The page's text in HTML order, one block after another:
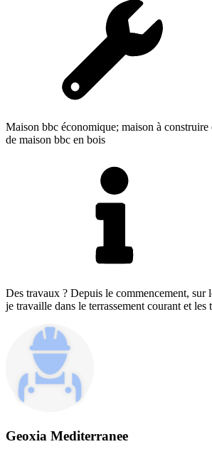
Maison bbc économique; maison à
de maison bbc en bois
Des travaux ? Depuis le commencement, sur
je travaille dans le terrassement courant et les
Geoxia Mediterranee